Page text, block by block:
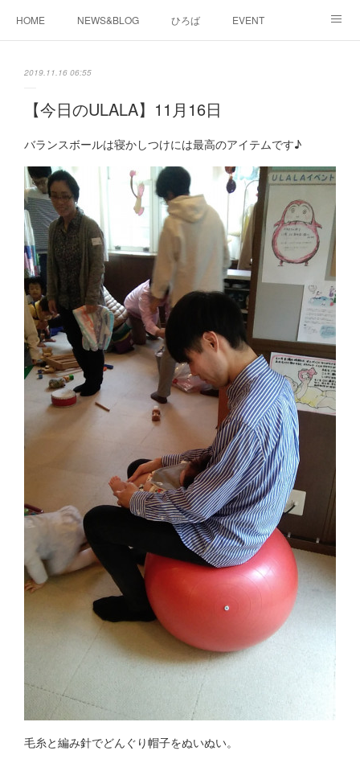
HOME NEWS&BLOG ひろば EVENT
2019.11.16 06:55
【今日のULALA】11月16日
バランスボールは寝かしつけには最高のアイテムです♪
毛糸と編み針でどんぐり帽子をぬいぬい。